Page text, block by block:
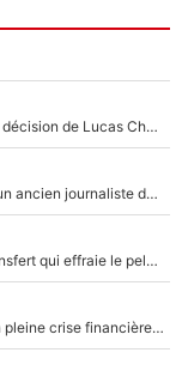
«Il a décidé de rester au PSG» : Les coulisses de la décision de Lucas Chevalier pour son transfert
Après le dérapage de Nelson Monfort sur CNews, un ancien journaliste de France Télévisions relance la polémique sur les incendies en Gironde
Paul Seixas chez UAE avec Tadej Pogacar : Le transfert qui effraie le peloton, «c’est la pire des choses qui puisse arriver»
Grégory Lorenzi doit renoncer à cinq signatures en pleine crise financière : L’IA propose sept noms à l’OM pour un mercato réussi... à seulement 5M€ !